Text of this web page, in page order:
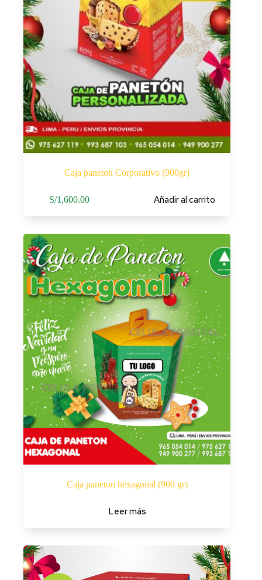
Caja paneton Corporativo (900gr)
S/1,600.00 Añadir al carrito
Caja paneton hexagonal (900 gr)
Leer más